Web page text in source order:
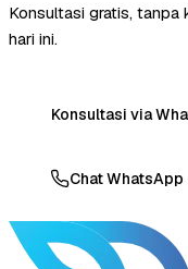
Konsultasi gratis, tanpa
hari ini.
Konsultasi via
Chat